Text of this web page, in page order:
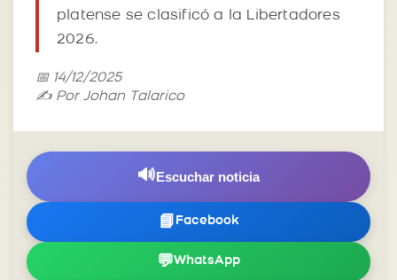
platense se clasificó a la Libertadores
2026.
📅 14/12/2025
✍️ Por Johan Talarico
🔊Escuchar noticia
📘 Facebook
💬WhatsApp